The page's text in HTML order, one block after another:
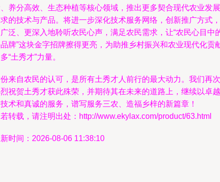
养分高效、生态种植等核心领域，推出更多契合现代农业发展
的技术与产品。将进一步深化技术服务网络，创新推广方式，
泛、更深入地聆听农民心声，满足农民需求，让“农民心目中
牌”这块金字招牌擦得更亮，为助推乡村振兴和农业现代化贡
“土秀才”力量。
来自农民的认可，是所有土秀才人前行的最大动力。我们再次
祝贺土秀才获此殊荣，并期待其在未来的道路上，继续以卓越
术和真诚的服务，谱写服务三农、造福乡梓的新篇章！
转载，请注明出处：http://www.ekylax.com/product/63.html
时间：2026-08-06 11:38:10